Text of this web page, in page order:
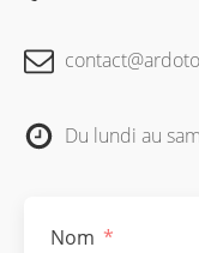
Du lundi au
Nom